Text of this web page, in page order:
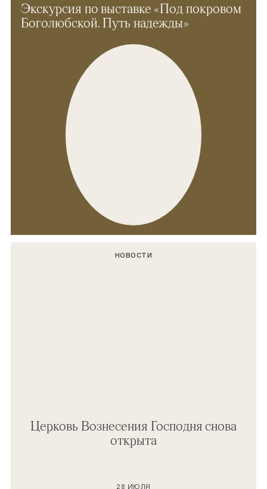
Экскурсия по выставке «Под покровом
Боголюбской. Путь надежды»
НОВОСТИ
Церковь Вознесения Господня снова
открыта
28 ИЮЛЯ